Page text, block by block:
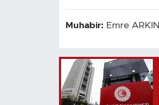
Muhabir: Emre ARKIN